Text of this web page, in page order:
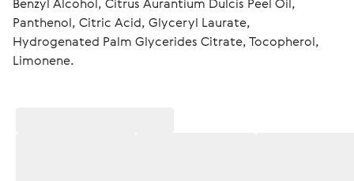
Panthenol, Citric Acid, Glyceryl Laurate,
Hydrogenated Palm Glycerides Citrate, Tocopherol,
Limonene.